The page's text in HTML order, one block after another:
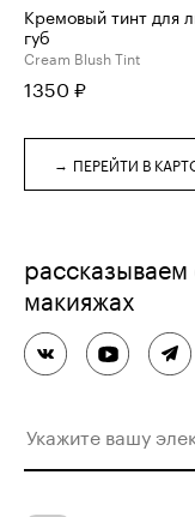
Кремовый тинт для
губ
Cream Blush Tint
1350 ₽
→ ПЕРЕЙТИ В
макияжах